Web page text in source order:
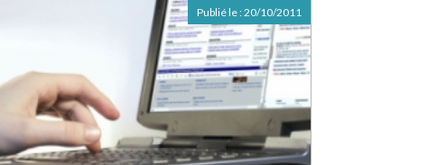
Publié le :20/10/2011